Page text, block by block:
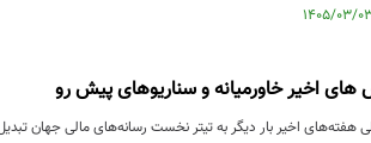
های اخیر خاورمیانه و سناریوهای پیش رو
هفته‌های اخیر بار دیگر به تیتر نخست رسانه‌های مالی جهان